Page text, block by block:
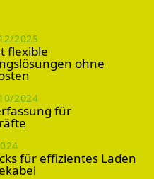
2025
flexible
ohne
2024
für
für effizientes Laden